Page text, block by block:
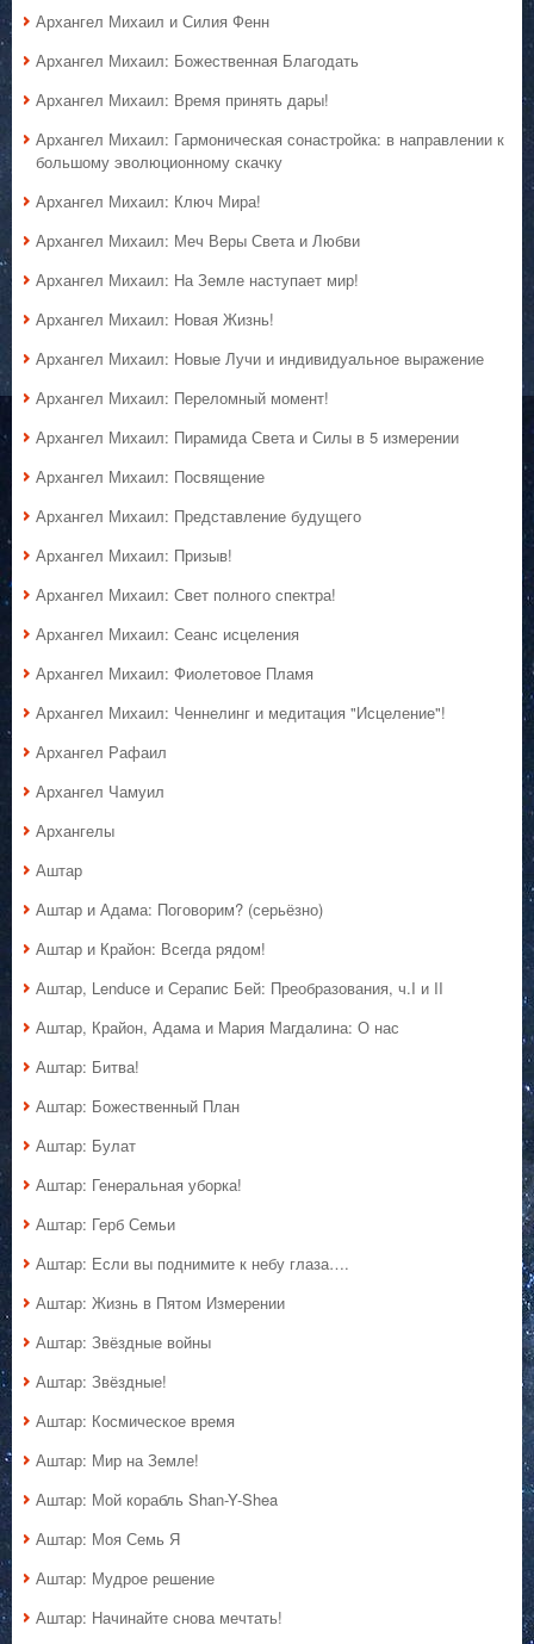
Архангел Михаил и Силия Фенн
Архангел Михаил: Божественная Благодать
Архангел Михаил: Время принять дары!
Архангел Михаил: Гармоническая сонастройка: в направлении к
большому эволюционному скачку
Архангел Михаил: Ключ Мира!
Архангел Михаил: Меч Веры Света и Любви
Архангел Михаил: На Земле наступает мир!
Архангел Михаил: Новая Жизнь!
Архангел Михаил: Новые Лучи и индивидуальное выражение
Архангел Михаил: Переломный момент!
Архангел Михаил: Пирамида Света и Силы в 5 измерении
Архангел Михаил: Посвящение
Архангел Михаил: Представление будущего
Архангел Михаил: Призыв!
Архангел Михаил: Свет полного спектра!
Архангел Михаил: Сеанс исцеления
Архангел Михаил: Фиолетовое Пламя
Архангел Михаил: Ченнелинг и медитация "Исцеление"!
Архангел Рафаил
Архангел Чамуил
Архангелы
Аштар
Аштар и Адама: Поговорим? (серьёзно)
Аштар и Крайон: Всегда рядом!
Аштар, Lenduce и Серапис Бей: Преобразования, ч.I и II
Аштар, Крайон, Адама и Мария Магдалина: О нас
Аштар: Битва!
Аштар: Божественный План
Аштар: Булат
Аштар: Генеральная уборка!
Аштар: Герб Семьи
Аштар: Если вы поднимите к небу глаза….
Аштар: Жизнь в Пятом Измерении
Аштар: Звёздные войны
Аштар: Звёздные!
Аштар: Космическое время
Аштар: Мир на Земле!
Аштар: Мой корабль Shan-Y-Shea
Аштар: Моя Семь Я
Аштар: Мудрое решение
Аштар: Начинайте снова мечтать!